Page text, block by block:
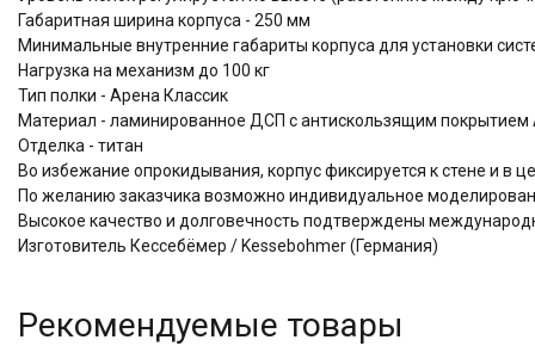
Габаритная ширина корпуса - 250 мм
Минимальные внутренние габариты корпуса для установки
Нагрузка на механизм до 100 кг
Тип полки - Арена Классик
Материал - ламинированное ДСП с антискользящим покрытием
Отделка - титан
Во избежание опрокидывания, корпус фиксируется к стене и в
По желанию заказчика возможно индивидуальное
Высокое качество и долговечность подтверждены
Изготовитель Кессебёмер / Kessebohmer (Германия)
Рекомендуемые товары